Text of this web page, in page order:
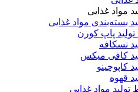
مواد غذایی
بسته‌بندی مواد غذایی
پاپ کورن
نسکافه
کافی میکس
کاپوچینو
قهوه
مواد غذایی